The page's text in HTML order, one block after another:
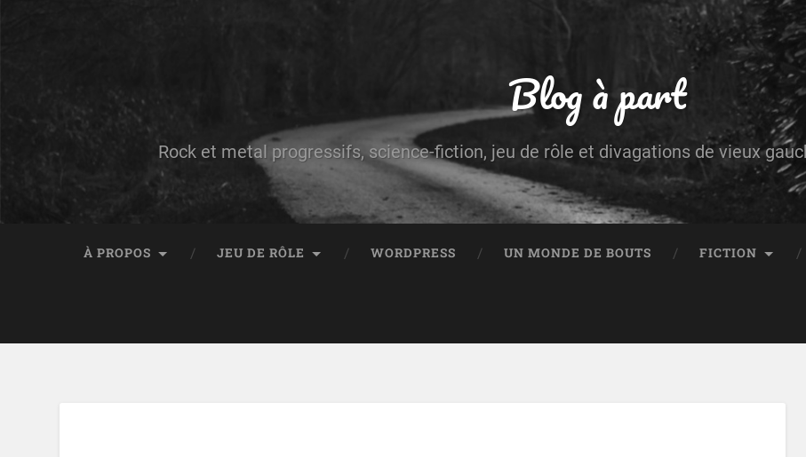
Blog à part
Rock et metal progressifs, science-fiction, jeu de rôle et divagations de vieux
À PROPOS JEU DE RÔLE WORDPRESS UN MONDE DE BOUTS FICTION